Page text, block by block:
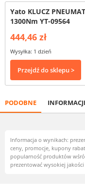
Yato KLUCZ
1300Nm YT-09564
444,46 zł
Wysyłka: 1 dzień
Przejdź do sklepu >
PODOBNE
Informacja o wynikach:
ceny, promocje, kupony
popularność produktów
prezentować wysokiej